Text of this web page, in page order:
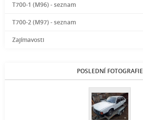
T700-1 (M96) - seznam
T700-2 (M97) - seznam
Zajímavosti
POSLEDNÍ FOTOGRAFIE